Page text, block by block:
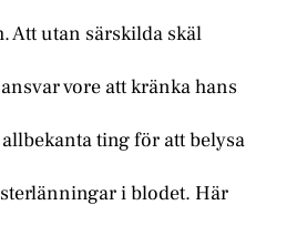
Att utan särskilda skäl
vore att kränka hans
ting för att belysa
i blodet. Här